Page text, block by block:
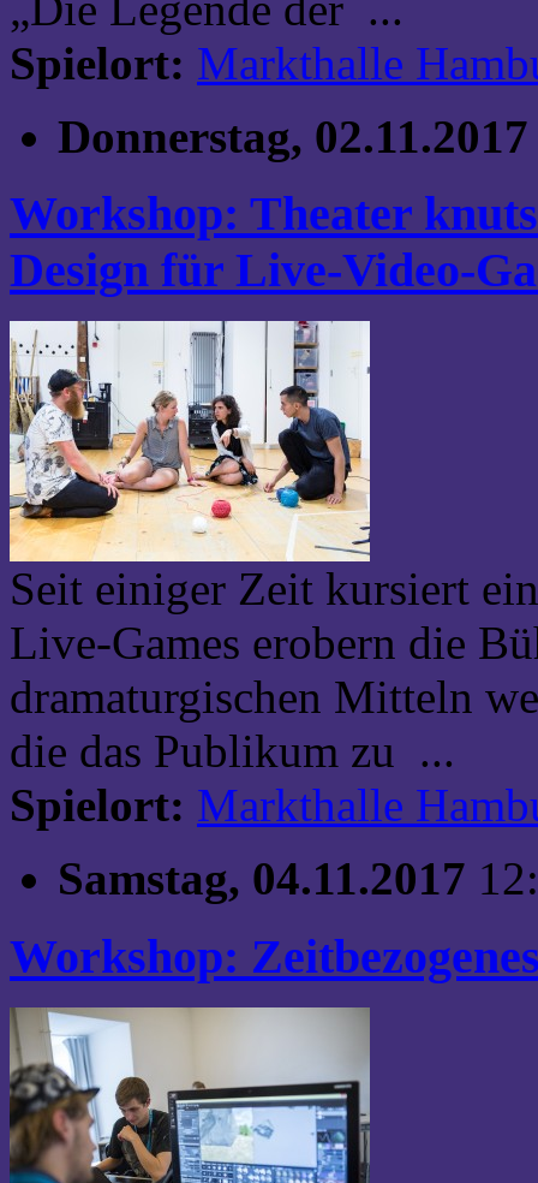
Spielort: Markthalle
Donnerstag, 02.11.2017
Workshop: Theater
Design für Live-Video-
Seit einiger Zeit kursiert
Live-Games erobern die
dramaturgischen Mitteln
die das Publikum zu ...
Spielort: Markthalle
Samstag, 04.11.2017
Workshop: